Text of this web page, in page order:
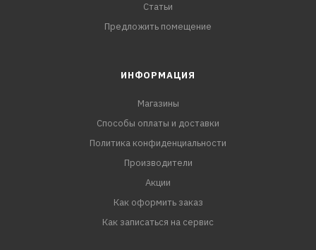
Статьи
Предложить помещение
ИНФОРМАЦИЯ
Магазины
Способы оплаты и доставки
Политика конфиденциальности
Производители
Акции
Как оформить заказ
Как записаться на сервис